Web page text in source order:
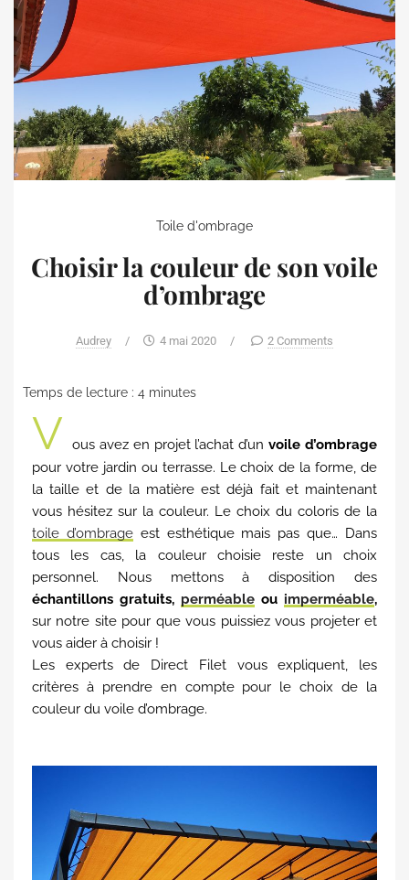
Toile d'ombrage
Choisir la couleur de son voile
d’ombrage
Audrey / 4 mai 2020 / 2 Comments
Temps de lecture : 4 minutes
V ous avez en projet l’achat d’unvoile d’ombrage
pour votre jardin ou terrasse. Le choix de la forme, de
la taille et de la matière est déjà fait et maintenant
vous hésitez sur la couleur. Le choix du coloris de la
toile d’ombrageest esthétique mais pas que… Dans
tous les cas, la couleur choisie reste un choix
personnel. Nous mettons à disposition des
échantillons gratuits, perméable ou imperméable,
sur notre site pour que vous puissiez vous projeter et
vous aider à choisir !
Les experts de Direct Filet vous expliquent, les
critères à prendre en compte pour le choix de la
couleur du voile d’ombrage.